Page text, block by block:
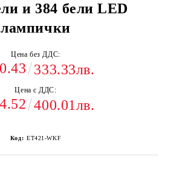
и 384 бели LED
лампички
Цена без ДДС:
333.33лв.
Цена с ДДС:
400.01лв.
Код: ET421-WKF